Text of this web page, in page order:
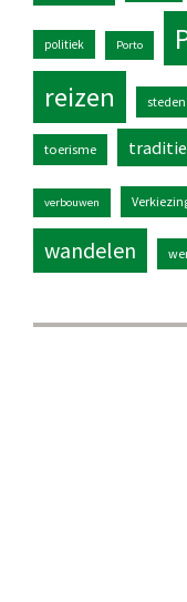
politiek Porto
reizen steden
toerisme traditie
verbouwen
wandelen